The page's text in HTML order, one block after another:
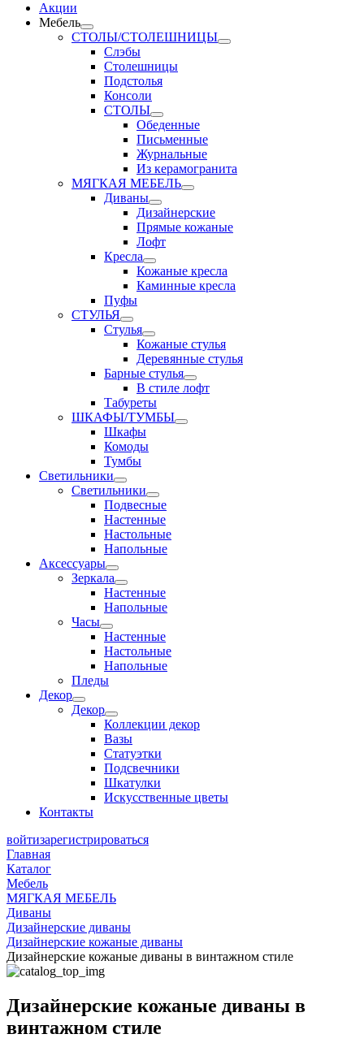
Акции
Мебель
СТОЛЫ/СТОЛЕШНИЦЫ
Слэбы
Столешницы
Подстолья
Консоли
СТОЛЫ
Обеденные
Письменные
Журнальные
Из керамогранита
МЯГКАЯ МЕБЕЛЬ
Диваны
Дизайнерские
Прямые кожаные
Лофт
Кресла
Кожаные кресла
Каминные кресла
Пуфы
СТУЛЬЯ
Стулья
Кожаные стулья
Деревянные стулья
Барные стулья
В стиле лофт
Табуреты
ШКАФЫ/ТУМБЫ
Шкафы
Комоды
Тумбы
Светильники
Светильники
Подвесные
Настенные
Настольные
Напольные
Аксессуары
Зеркала
Настенные
Напольные
Часы
Настенные
Настольные
Напольные
Пледы
Декор
Декор
Коллекции декор
Вазы
Статуэтки
Подсвечники
Шкатулки
Искусственные цветы
Контакты
войтизарегистрироваться
Главная
Каталог
Мебель
МЯГКАЯ МЕБЕЛЬ
Диваны
Дизайнерские диваны
Дизайнерские кожаные диваны
Дизайнерские кожаные диваны в винтажном стиле
Дизайнерские кожаные диваны в
винтажном стиле